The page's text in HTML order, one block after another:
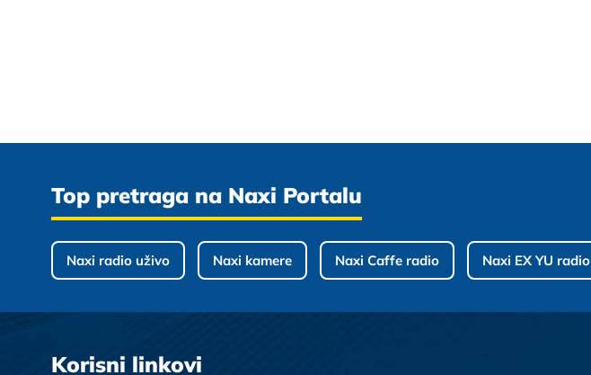
Top pretraga na Naxi Portalu
Naxi radio uživo Naxi kamere Naxi Caffe radio Naxi EX YU radio
Korisni linkovi